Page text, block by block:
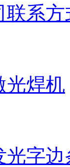
联系方
光焊机
光字